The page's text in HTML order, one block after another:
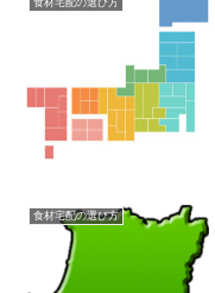
食材宅配の選び方